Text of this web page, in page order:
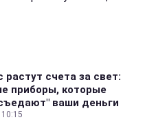
растут счета за свет:
приборы, которые
ваши деньги
10:15